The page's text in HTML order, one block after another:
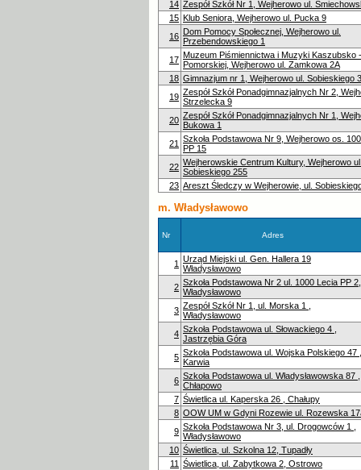
14 Zespół Szkół Nr 1, Wejherowo ul.
15 Klub Seniora, Wejherowo ul. Pucka 9
16 Dom Pomocy Społecznej, Wejherowo ul.
Przebendowskiego 1
17 Muzeum Piśmiennictwa i Muzyki Kaszubsko -
Pomorskiej, Wejherowo ul. Zamkowa 2A
18 Gimnazjum nr 1, Wejherowo ul. Sobieskiego
19 Zespół Szkół Ponadgimnazjalnych Nr 2,
Strzelecka 9
20 Zespół Szkół Ponadgimnazjalnych Nr 1,
Bukowa 1
21 Szkoła Podstawowa Nr 9, Wejherowo os.
PP 15
22 Wejherowskie Centrum Kultury, Wejherowo
Sobieskiego 255
23 Areszt Śledczy w Wejherowie, ul.
m. Władysławowo
Nr Adres
1
Urząd Miejski ul. Gen. Hallera 19
Władysławowo
2 Szkoła Podstawowa Nr 2 ul. 1000 Lecia PP 2,
Władysławowo
3 Zespół Szkół Nr 1, ul. Morska 1 ,
Władysławowo
4 Szkoła Podstawowa ul. Słowackiego 4 ,
Jastrzębia Góra
5 Szkoła Podstawowa ul. Wojska Polskiego 47 ,
Karwia
6 Szkoła Podstawowa ul. Władysławowska 87 ,
Chłapowo
7 Świetlica ul. Kaperska 26 , Chałupy
8 OOW UM w Gdyni Rozewie ul. Rozewska
9 Szkoła Podstawowa Nr 3, ul. Drogowców 1 ,
Władysławowo
10 Świetlica, ul. Szkolna 12, Tupadły
11
Świetlica, ul. Zabytkowa 2, Ostrowo